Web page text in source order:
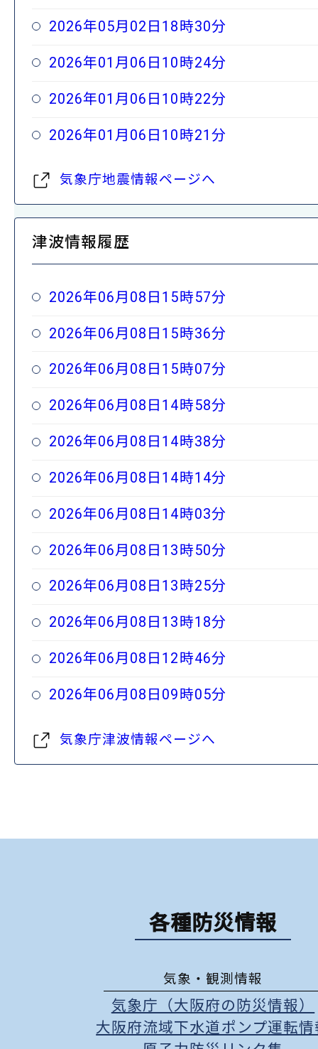
2026年05月02日18時30分
2026年01月06日10時24分
2026年01月06日10時22分
2026年01月06日10時21分
気象庁地震情報ページへ
津波情報履歴
2026年06月08日15時57分
2026年06月08日15時36分
2026年06月08日15時07分
2026年06月08日14時58分
2026年06月08日14時38分
2026年06月08日14時14分
2026年06月08日14時03分
2026年06月08日13時50分
2026年06月08日13時25分
2026年06月08日13時18分
2026年06月08日12時46分
2026年06月08日09時05分
気象庁津波情報ページへ
各種防災情報
気象・観測情報
気象庁（大阪府の防災情報）
大阪府流域下水道ポンプ運転情